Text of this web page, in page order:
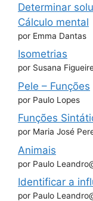
Determinar
Cálculo mental
por Emma Dantas
Isometrias
por Susana
Pele – Funções
por Paulo Lopes
Funções
por Maria José
Animais
por Paulo
Identificar a
por Paulo